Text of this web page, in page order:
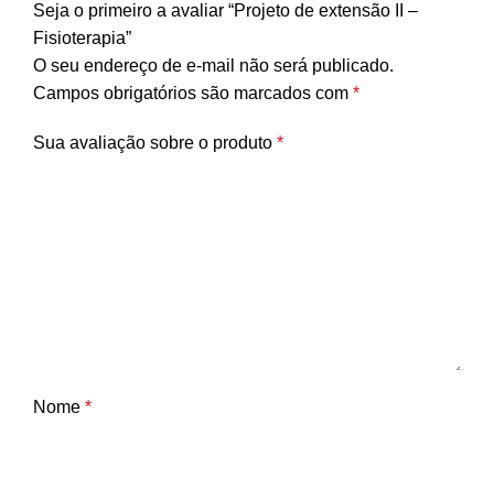
Seja o primeiro a avaliar “Projeto de extensão II –
Fisioterapia”
O seu endereço de e-mail não será publicado.
Campos obrigatórios são marcados com *
Sua avaliação sobre o produto *
Nome *